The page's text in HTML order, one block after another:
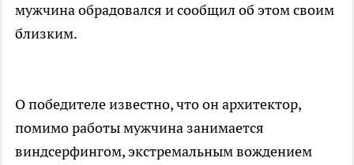
мужчина обрадовался и сообщил об этом своим
близким.
О победителе известно, что он архитектор,
помимо работы мужчина занимается
виндсерфингом, экстремальным вождением